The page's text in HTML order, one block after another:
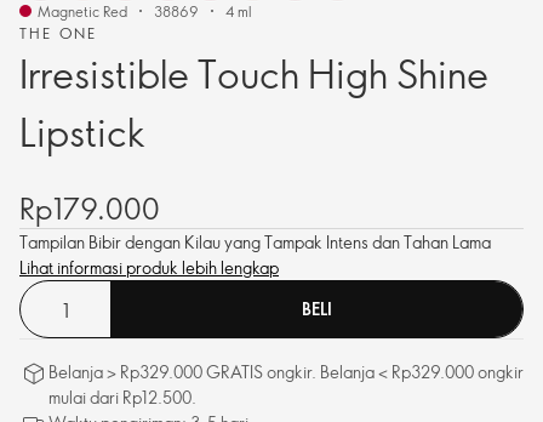
THE ONE
Irresistible Touch High Shine
Lipstick
Magnetic Red 38869 4 ml
Rp179.000
Tampilan Bibir dengan Kilau yang Tampak Intens dan Tahan Lama
Lihat informasi produk lebih lengkap
BELI
Belanja > Rp329.000 GRATIS ongkir. Belanja < Rp329.000 ongkir
mulai dari Rp12.500.